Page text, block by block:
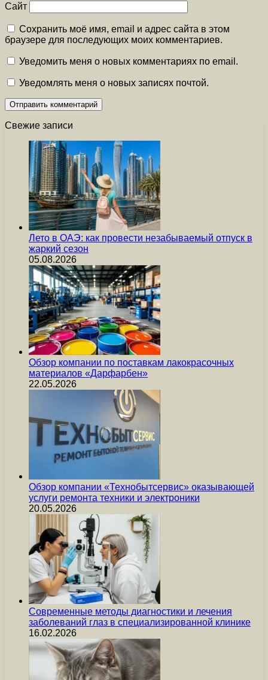
Сайт
Сохранить моё имя, email и адрес сайта в этом
браузере для последующих моих комментариев.
Уведомить меня о новых комментариях по email.
Уведомлять меня о новых записях почтой.
Свежие записи
Лето в ОАЭ: как провести незабываемый отпуск в
жаркий сезон
05.08.2026
Обзор компании по поставкам лакокрасочных
материалов «Дарфарбен»
22.05.2026
Обзор компании «Технобытсервис» оказывающей
услуги ремонта техники и электроники
20.05.2026
Современные методы диагностики и лечения
заболеваний глаз в специализированной клинике
16.02.2026